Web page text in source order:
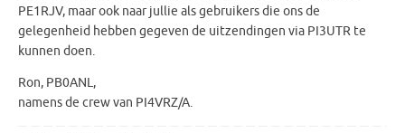
PE1RJV, maar ook naar jullie als gebruikers die ons de
gelegenheid hebben gegeven de uitzendingen via PI3UTR te
kunnen doen.
Ron, PB0ANL,
namens de crew van PI4VRZ/A.